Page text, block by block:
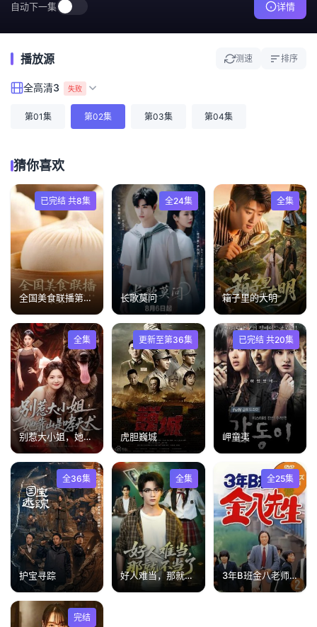
自动下一集 详情
播放源 测速 排序
全高清3 失败
第01集 第02集 第03集 第04集
猜你喜欢
已完结 共8集
全国美食联播第三季
全24集
长歌莫问
全集
箱子里的大明
全集
别惹大小姐，她靠山是哮天犬
更新至第36集
虎胆巍城
已完结 共20集
岬童夷
全36集
护宝寻踪
全集
好人难当，那就不当了
全25集
3年B班金八老师第2季
完结